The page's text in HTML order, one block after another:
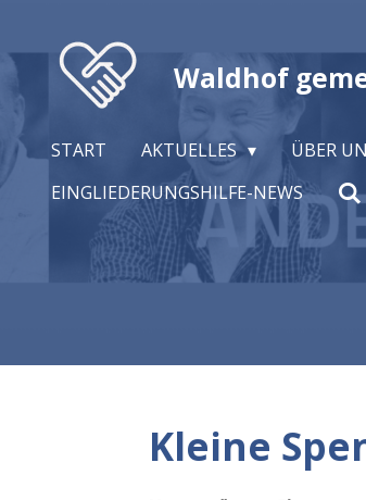
Hauptinhalt
springen
Waldhof
START AKTUELLES ÜBER
EINGLIEDERUNGSHILFE-NEWS
Kleine